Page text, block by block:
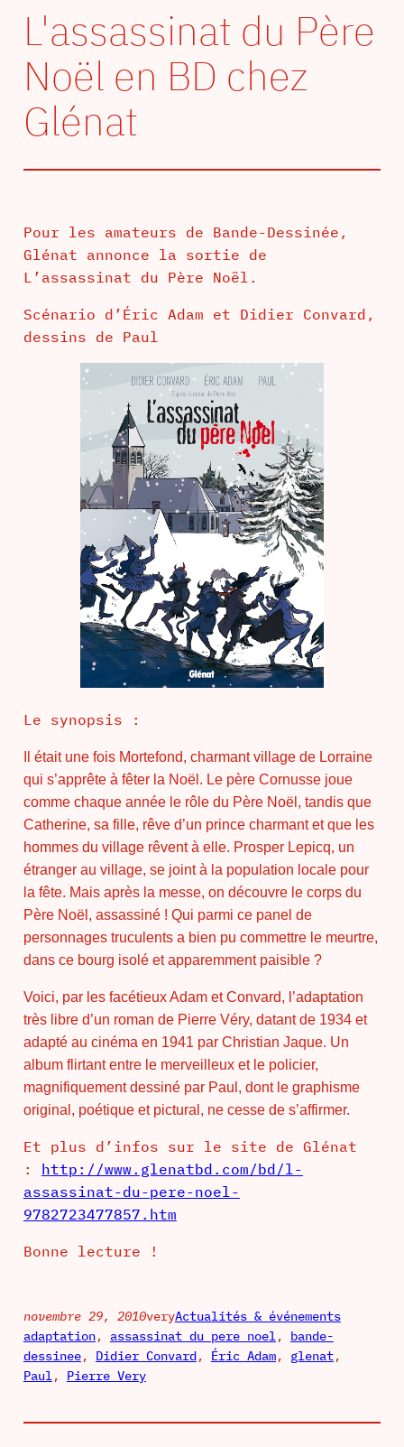
L'assassinat du Père
Noël en BD chez
Glénat
Pour les amateurs de Bande-Dessinée,
Glénat annonce la sortie de
L’assassinat du Père Noël.
Scénario d’Éric Adam et Didier Convard,
dessins de Paul
Le synopsis :
Il était une fois Mortefond, charmant village de Lorraine
qui s’apprête à fêter la Noël. Le père Cornusse joue
comme chaque année le rôle du Père Noël, tandis que
Catherine, sa fille, rêve d’un prince charmant et que les
hommes du village rêvent à elle. Prosper Lepicq, un
étranger au village, se joint à la population locale pour
la fête. Mais après la messe, on découvre le corps du
Père Noël, assassiné ! Qui parmi ce panel de
personnages truculents a bien pu commettre le meurtre,
dans ce bourg isolé et apparemment paisible ?
Voici, par les facétieux Adam et Convard, l’adaptation
très libre d’un roman de Pierre Véry, datant de 1934 et
adapté au cinéma en 1941 par Christian Jaque. Un
album flirtant entre le merveilleux et le policier,
magnifiquement dessiné par Paul, dont le graphisme
original, poétique et pictural, ne cesse de s’affirmer.
Et plus d’infos sur le site de Glénat
: http://www.glenatbd.com/bd/l-
assassinat-du-pere-noel-
9782723477857.htm
Bonne lecture !
novembre 29, 2010veryActualités & événements
adaptation, assassinat du pere noel, bande-
dessinee, Didier Convard, Éric Adam, glenat
Paul, Pierre Very